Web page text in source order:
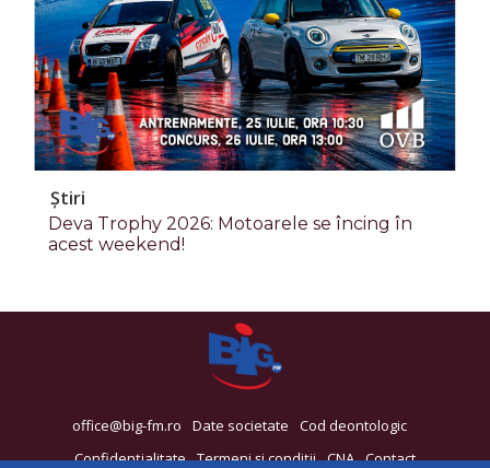
Știri
Deva Trophy 2026: Motoarele se încing în
acest weekend!
office@big-fm.ro Date societate
Cod deontologic
Confidențialitate Termeni și condiții CNA Contact